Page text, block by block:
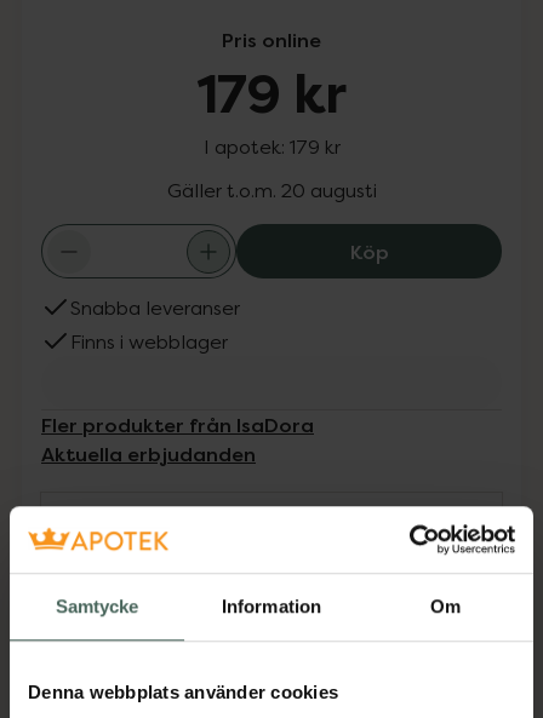
Samtycke Information Om
Denna webbplats använder cookies
Pris online
179 kr
I apotek: 179 kr
Gäller t.o.m. 20 augusti
KöpIsaDora The
Snabba leveranser
Finns i webblager
Fler produkter från IsaDora
Aktuella erbjudanden
Beskrivning Dölj
Detta fullpigmenterade flytande och matta
läppstift ger hög täckning och långvarig färg i
känns följsamt lätt och bekväm att bära.